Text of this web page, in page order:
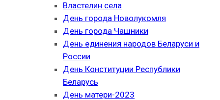
Властелин села
День города Новолукомля
День города Чашники
День единения народов Беларуси и
России
День Конституции Республики
Беларусь
День матери-2023